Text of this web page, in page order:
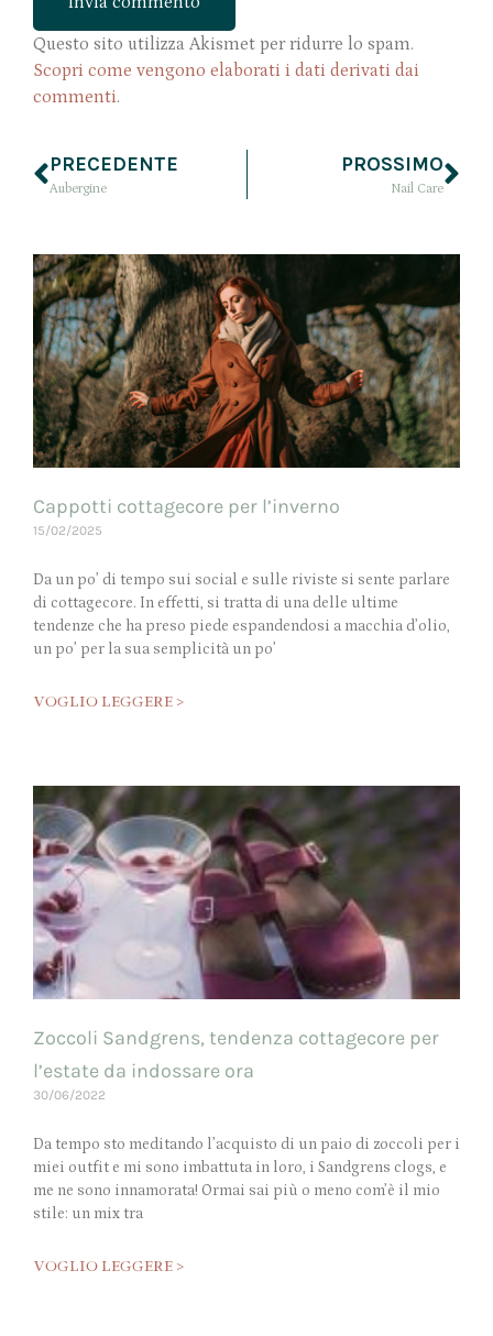
Questo sito utilizza Akismet per ridurre lo spam.
Scopri come vengono elaborati i dati derivati dai
commenti.
PRECEDENTE
Aubergine
PROSSIMO
Nail Care
Cappotti cottagecore per l’inverno
15/02/2025
Da un po’ di tempo sui social e sulle riviste si sente parlare
di cottagecore. In effetti, si tratta di una delle ultime
tendenze che ha preso piede espandendosi a macchia d’olio,
un po’ per la sua semplicità un po’
VOGLIO LEGGERE >
Zoccoli Sandgrens, tendenza cottagecore per
l’estate da indossare ora
30/06/2022
Da tempo sto meditando l’acquisto di un paio di zoccoli per i
miei outfit e mi sono imbattuta in loro, i Sandgrens clogs, e
me ne sono innamorata! Ormai sai più o meno com’è il mio
stile: un mix tra
VOGLIO LEGGERE >